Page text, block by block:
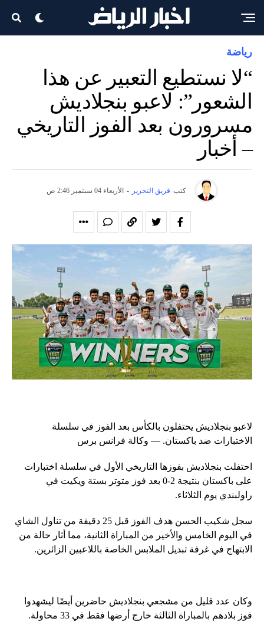
رياضة
“لا نستطيع التعبير عن هذا
الشعور”: لاعبو بنجلاديش
مسرورون بعد الفوز التاريخي
– أخبار
كتب فريق التحرير - الأربعاء 04 سبتمبر 2:46 ص
لاعبو بنجلاديش يحتفلون بالكأس بعد الفوز في سلسلة
الاختبارات ضد باكستان. — وكالة فرانس برس
احتفلت بنجلاديش بفوزها التاريخي الأول في سلسلة اختبارات
على باكستان بنتيجة 2-0 بعد فوز متوتر بستة ويكيت في
راولبندي يوم الثلاثاء.
سجل شكيب الحسن هدف الفوز قبل 25 دقيقة من تناول الشاي
في اليوم الخامس والأخير من المباراة الثانية، مما أثار حالة من
الابتهاج في غرفة تبديل الملابس الخاصة باللاعبين الزائرين.
وكان عدد قليل من مشجعي بنجلاديش حاضرين أيضًا ليشهدوا
فوز بلادهم بالمباراة الثالثة خارج أرضها فقط في 33 محاولة.